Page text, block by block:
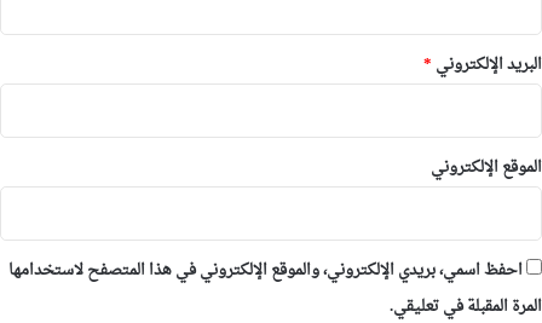
البريد الإلكتروني *
الموقع الإلكتروني
احفظ اسمي، بريدي الإلكتروني، والموقع الإلكتروني في هذا المتصفح لاستخدامها
المرة المقبلة في تعليقي.